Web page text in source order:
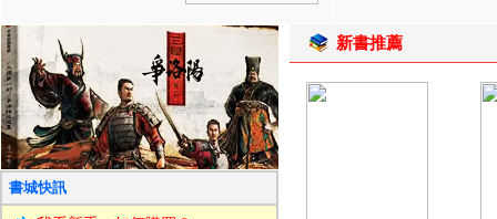
書城快訊
新書推薦